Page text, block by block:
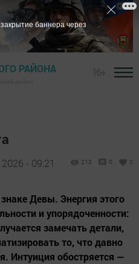
РАЙОНА
- 09:21 213 0 0
Девы. Энергия этого
и упорядоченности:
замечать детали,
то, что давно
Интуиция обостряется —
баннера через